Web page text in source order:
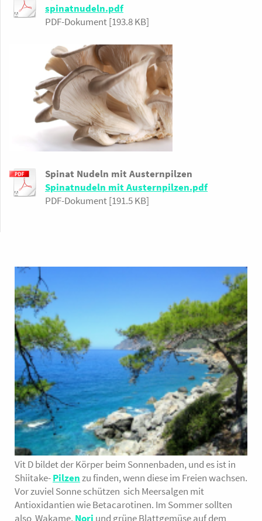
spinatnudeln.pdf
PDF-Dokument [193.8 KB]
Spinat Nudeln mit Austernpilzen
Spinatnudeln mit Austernpilzen.pdf
PDF-Dokument [191.5 KB]
Vit D bildet der Körper beim Sonnenbaden, und es ist in
Shiitake-Pilzenzu finden, wenn diese im Freien wachsen.
Vor zuviel Sonne schützen sich Meersalgen mit
Antioxidantien wie Betacarotinen. Im Sommer sollten
also Wakame, Nori und grüne Blattgemüse auf dem